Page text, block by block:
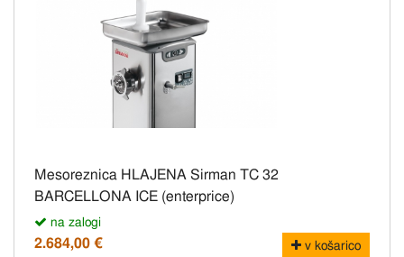
Mesoreznica HLAJENA Sirman TC 32
BARCELLONA ICE (enterprice)
na zalogi
2.684,00 € v košarico